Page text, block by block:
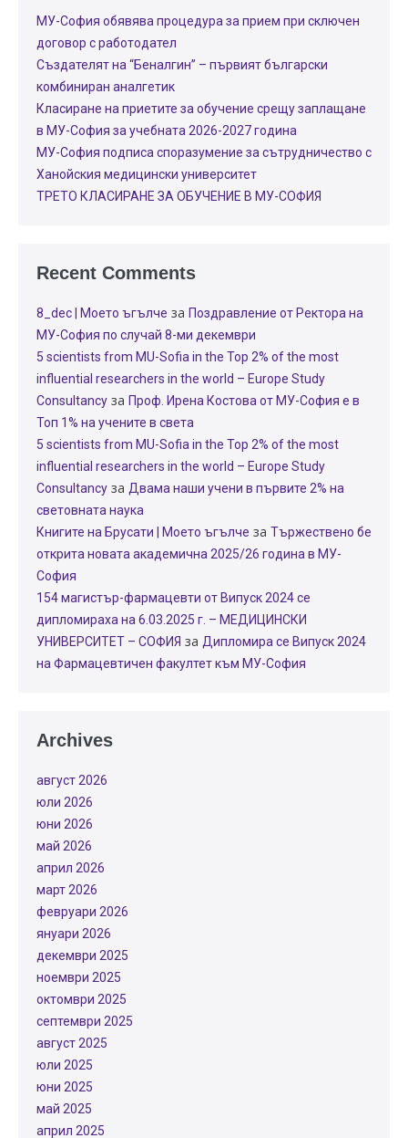
МУ-София обявява процедура за прием при сключен
договор с работодател
Създателят на “Беналгин” – първият български
комбиниран аналгетик
Класиране на приетите за обучение срещу заплащане
в МУ-София за учебната 2026-2027 година
МУ-София подписа споразумение за сътрудничество с
Ханойския медицински университет
ТРЕТО КЛАСИРАНЕ ЗА ОБУЧЕНИЕ В МУ-СОФИЯ
Recent Comments
8_dec | Моето ъгълче за Поздравление от Ректора на
МУ-София по случай 8-ми декември
5 scientists from MU-Sofia in the Top 2% of the most
influential researchers in the world – Europe Study
Consultancy за Проф. Ирена Костова от МУ-София е в
Топ 1% на учените в света
5 scientists from MU-Sofia in the Top 2% of the most
influential researchers in the world – Europe Study
Consultancy за Двама наши учени в първите 2% на
световната наука
Книгите на Брусати | Моето ъгълче за Тържествено бе
открита новата академична 2025/26 година в МУ-
София
154 магистър-фармацевти от Випуск 2024 се
дипломираха на 6.03.2025 г. – МЕДИЦИНСКИ
УНИВЕРСИТЕТ – СОФИЯ за Дипломира се Випуск 2024
на Фармацевтичен факултет към МУ-София
Archives
август 2026
юли 2026
юни 2026
май 2026
април 2026
март 2026
февруари 2026
януари 2026
декември 2025
ноември 2025
октомври 2025
септември 2025
август 2025
юли 2025
юни 2025
май 2025
април 2025